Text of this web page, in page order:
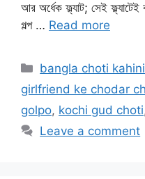
আর অর্ধেক ফ্ল্যাট; সেই ফ্ল্যাটেই
গল্প … Read more
Categories
bangla choti kahini
girlfriend ke chodar
golpo, kochi gud choti
Leave a comment